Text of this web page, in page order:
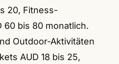
20, Fitness-
60 bis 80 monatlich.
Outdoor-Aktivitäten
AUD 18 bis 25,